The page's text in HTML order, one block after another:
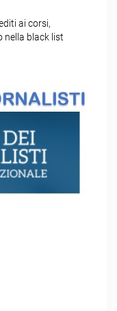
ai corsi,
nella black list